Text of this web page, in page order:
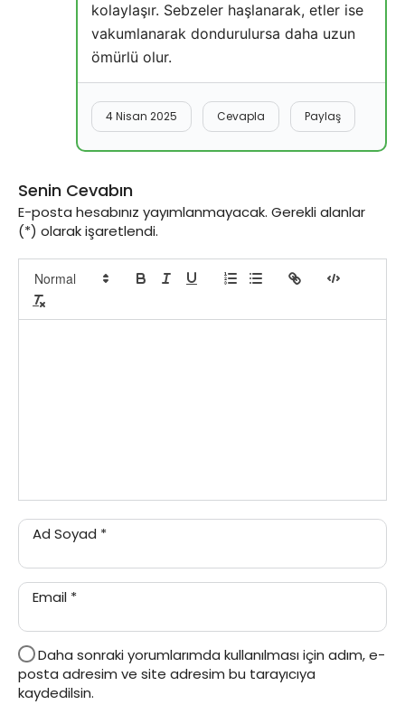
kolaylaşır. Sebzeler haşlanarak, etler ise
vakumlanarak dondurulursa daha uzun
ömürlü olur.
4 Nisan 2025 Cevapla Paylaş
Senin Cevabın
E-posta hesabınız yayımlanmayacak. Gerekli alanlar
(*) olarak işaretlendi.
Ad Soyad *
Email *
Daha sonraki yorumlarımda kullanılması için adım, e-
posta adresim ve site adresim bu tarayıcıya
kaydedilsin.